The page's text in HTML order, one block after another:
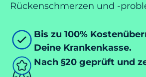
Rückenschmerzen und -
Bis zu 100%
Deine Krankenkasse.
Nach §20 geprüft und